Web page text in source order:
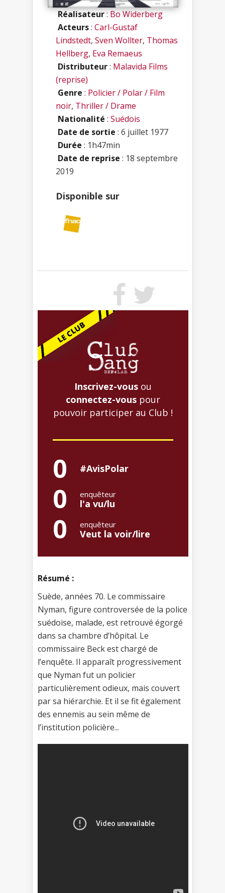
Réalisateur:Bo Widerberg
Acteurs: Carl-Gustaf
Lindstedt, Sven Wollter, Thomas
Hellberg, Eva Remaeus
Distributeur: Malavida Films
(reprise)
Genre : Policier / Polar / Film
noir, Thriller / Drame
Nationalité : Suédois
Date de sortie : 6 juillet 1977
Durée : 1h47min
Date de reprise : 18 septembre
2019
Disponible sur
Inscrivez-vous ou
connectez-vous pour
pouvoir participer au Club !
0 #AvisPolar
0 enquêteur
l'a vu/lu
0 enquêteur
Veut la voir/lire
Résumé :
Suède, années 70. Le commissaire
Nyman, figure controversée de la police
suédoise, malade, est retrouvé égorgé
dans sa chambre d’hôpital. Le
commissaire Beck est chargé de
l’enquête. Il apparaît progressivement
que Nyman fut un policier
particulièrement odieux, mais couvert
par sa hiérarchie. Et il se fit également
des ennemis au sein même de
l’institution policière...